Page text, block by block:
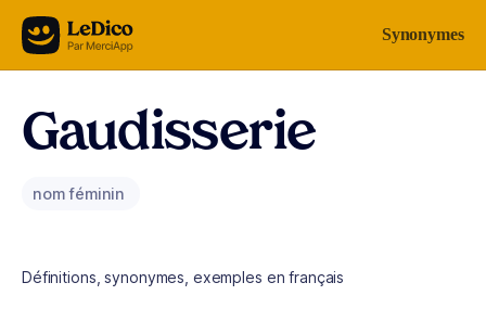
Aller au contenu Synonymes
Gaudisserie
nom féminin
Définitions, synonymes, exemples en français